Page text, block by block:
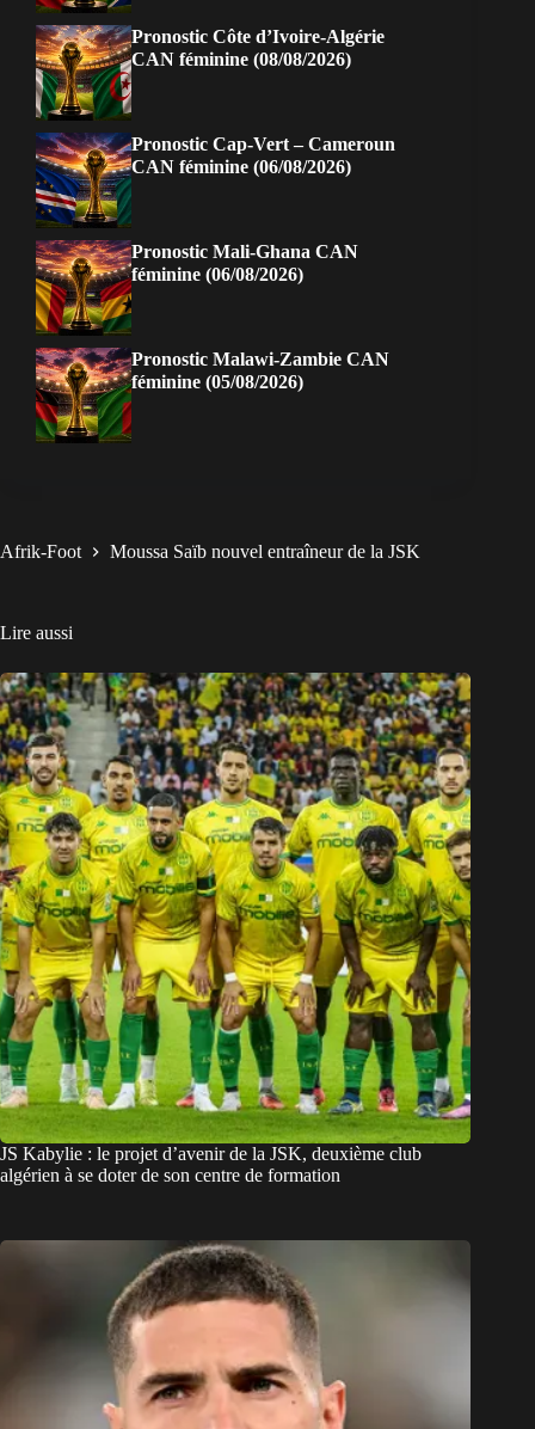
Pronostic Côte d’Ivoire-Algérie
CAN féminine (08/08/2026)
Pronostic Cap-Vert – Cameroun
CAN féminine (06/08/2026)
Pronostic Mali-Ghana CAN
féminine (06/08/2026)
Pronostic Malawi-Zambie CAN
féminine (05/08/2026)
Afrik-Foot Moussa Saïb nouvel entraîneur de la JSK
Lire aussi
JS Kabylie : le projet d’avenir de la JSK, deuxième club
algérien à se doter de son centre de formation